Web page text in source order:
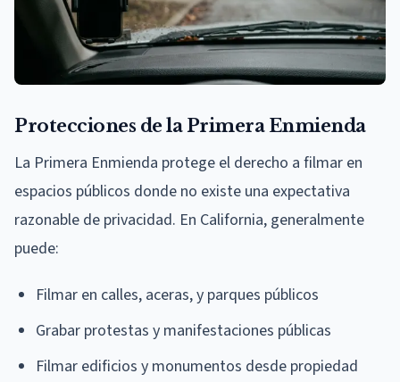
Protecciones de la Primera Enmienda
La Primera Enmienda protege el derecho a filmar en
espacios públicos donde no existe una expectativa
razonable de privacidad. En California, generalmente
puede:
Filmar en calles, aceras, y parques públicos
Grabar protestas y manifestaciones públicas
Filmar edificios y monumentos desde propiedad